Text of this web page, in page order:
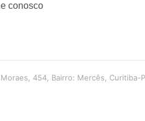
conosco
454, Bairro: Mercês, Curitiba-